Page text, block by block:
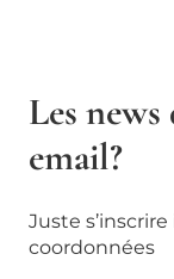
Les
email?
Juste
coordonnées